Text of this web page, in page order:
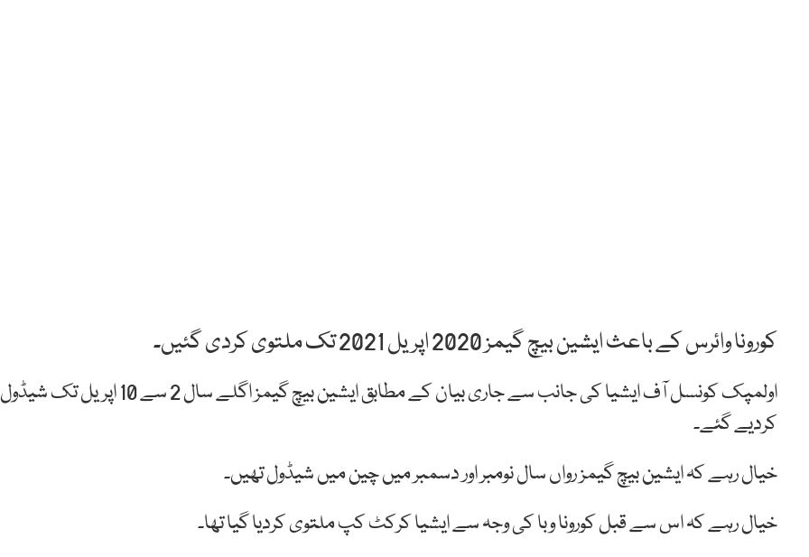
کورونا وائرس کے باعث ایشین بیچ گیمز 2020 اپریل 2021 تک ملتوی کردی گئیں۔
اولمپک کونسل آف ایشیا کی جانب سے جاری بیان کے مطابق ایشین بیچ گیمز اگلے سال 2 سے 10 اپریل تک شیڈول
کردیے گئے۔
خیال رہے کہ ایشین بیچ گیمز رواں سال نومبر اور دسمبر میں چین میں شیڈول تھیں۔
خیال رہے کہ اس سے قبل کورونا وبا کی وجہ سے ایشیا کرکٹ کپ ملتوی کردیا گیا تھا۔